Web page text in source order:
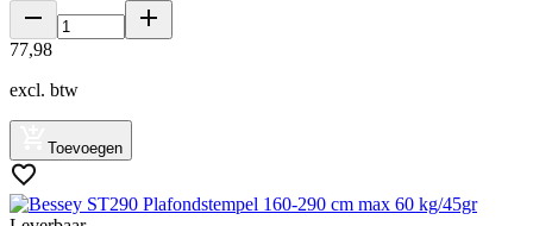
77,98
excl. btw
Toevoegen